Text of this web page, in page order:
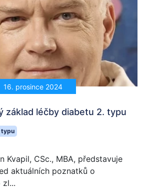
16. prosince 2024
základ léčby diabetu 2. typu
typu
Kvapil, CSc., MBA, představuje
aktuálních poznatků o